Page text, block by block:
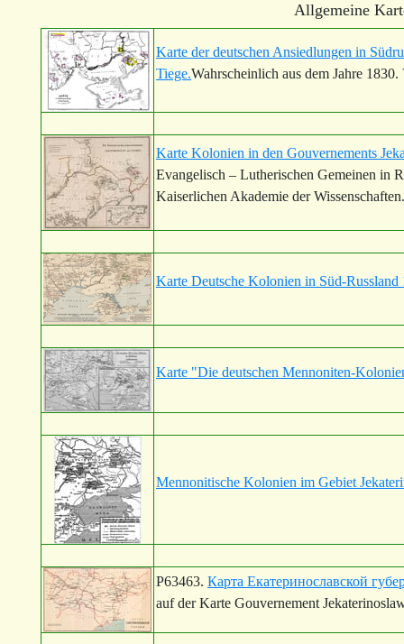
Allgemeine
Karte der deutschen Ansiedlungen in
Tiege.Wahrscheinlich aus dem Jahre
Karte Kolonien in den Gouvernements
Evangelisch – Lutherischen Gemeinen in
Kaiserlichen Akademie der
Karte Deutsche Kolonien in Süd-Russland
Karte "Die deutschen Mennoniten-
Mennonitische Kolonien im Gebiet
P63463. Карта Екатеринославской
auf der Karte Gouvernement